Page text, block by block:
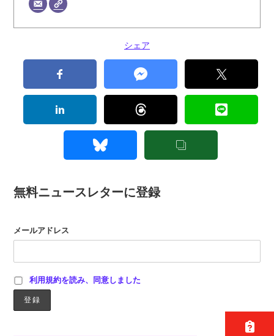
シェア
無料ニュースレターに登録
メールアドレス
利用規約を読み、同意しました